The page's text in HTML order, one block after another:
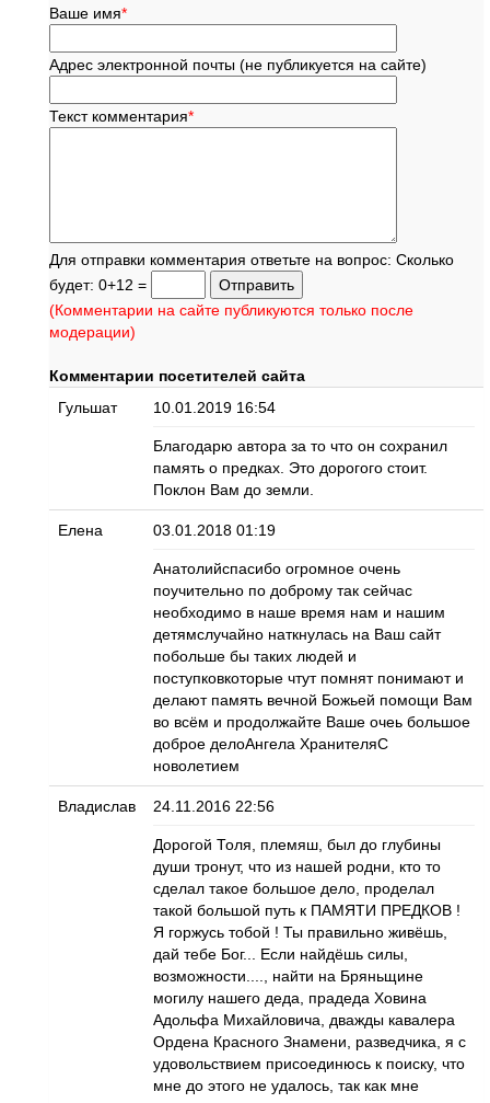
Ваше имя*
Адрес электронной почты (не публикуется на сайте)
Текст комментария*
Для отправки комментария ответьте на вопрос: Сколько
будет: 0+12 =
(Комментарии на сайте публикуются только после
модерации)
Комментарии посетителей сайта
Гульшат
10.01.2019 16:54
Благодарю автора за то что он сохранил
память о предках. Это дорогого стоит.
Поклон Вам до земли.
Елена 03.01.2018 01:19
Анатолийспасибо огромное очень
поучительно по доброму так сейчас
необходимо в наше время нам и нашим
детямслучайно наткнулась на Ваш сайт
побольше бы таких людей и
поступковкоторые чтут помнят понимают и
делают память вечной Божьей помощи Вам
во всём и продолжайте Ваше очеь большое
доброе делоАнгела ХранителяС
новолетием
Владислав 24.11.2016 22:56
Дорогой Толя, племяш, был до глубины
души тронут, что из нашей родни, кто то
сделал такое большое дело, проделал
такой большой путь к ПАМЯТИ ПРЕДКОВ !
Я горжусь тобой ! Ты правильно живёшь,
дай тебе Бог... Если найдёшь силы,
возможности...., найти на Бряньщине
могилу нашего деда, прадеда Ховина
Адольфа Михайловича, дважды кавалера
Ордена Красного Знамени, разведчика, я с
удовольствием присоединюсь к поиску, что
мне до этого не удалось, так как мне